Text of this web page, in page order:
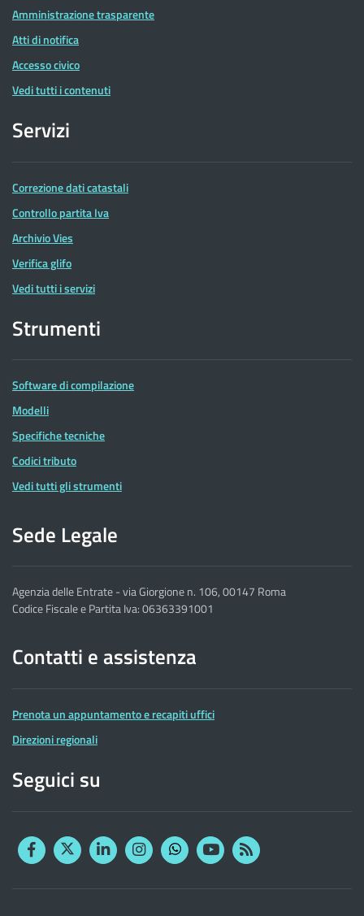
Amministrazione trasparente
Atti di notifica
Accesso civico
Vedi tutti i contenuti
Servizi
Correzione dati catastali
Controllo partita Iva
Archivio Vies
Verifica glifo
Vedi tutti i servizi
Strumenti
Software di compilazione
Modelli
Specifiche tecniche
Codici tributo
Vedi tutti gli strumenti
Sede Legale
Agenzia delle Entrate - via Giorgione n. 106, 00147 Roma
Codice Fiscale e Partita Iva: 06363391001
Contatti e assistenza
Prenota un appuntamento e recapiti uffici
Direzioni regionali
Seguici su
FacebookTwitterLinkedinInstagram
YouTubeRSS